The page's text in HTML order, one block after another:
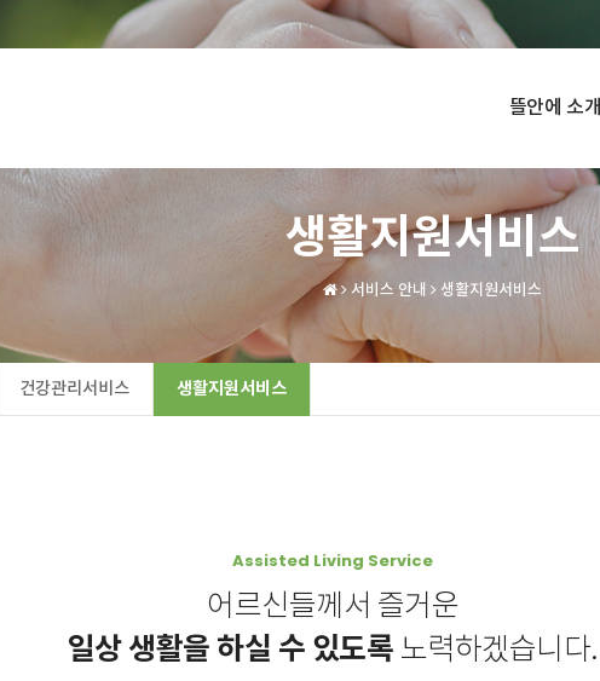
뜰안에 소개
생활지원서비스
서비스 안내 생활지원서비스
건강관리서비스 생활지원서비스
Assisted Living Service
일상 생활을 하실 수 있도록 노력하겠습니다.